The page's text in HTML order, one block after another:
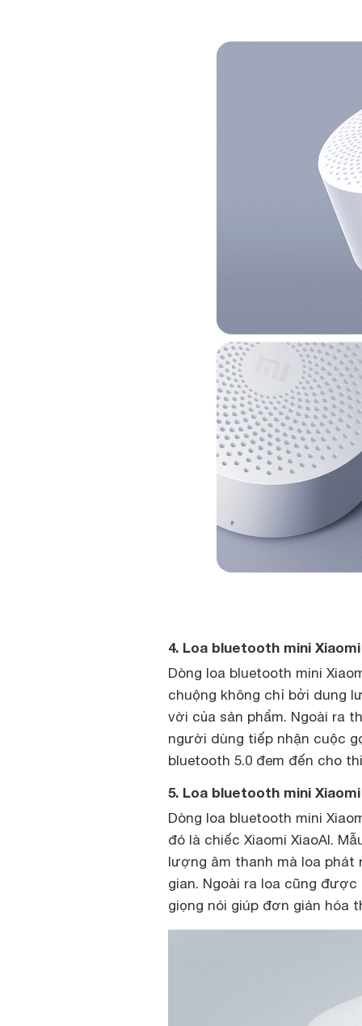
4. Loa bluetooth mini
Dòng loa bluetooth mini
chuộng không chỉ bởi dung
vời của sản phẩm. Ngoài ra
người dùng tiếp nhận cuộc
bluetooth 5.0 đem đến cho
5. Loa bluetooth mini
Dòng loa bluetooth mini
đó là chiếc Xiaomi XiaoAI.
lượng âm thanh mà loa phát
gian. Ngoài ra loa cũng
giọng nói giúp đơn giản hóa